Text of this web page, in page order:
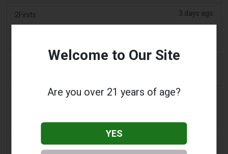
2Firsts 3 days ago
Scottish Grocer & Convenience Retailer 3 days ago
销量下降 14%
The Irish Times 3 days ago
Welcome to Our Site
Are you over 21 years of age?
YES